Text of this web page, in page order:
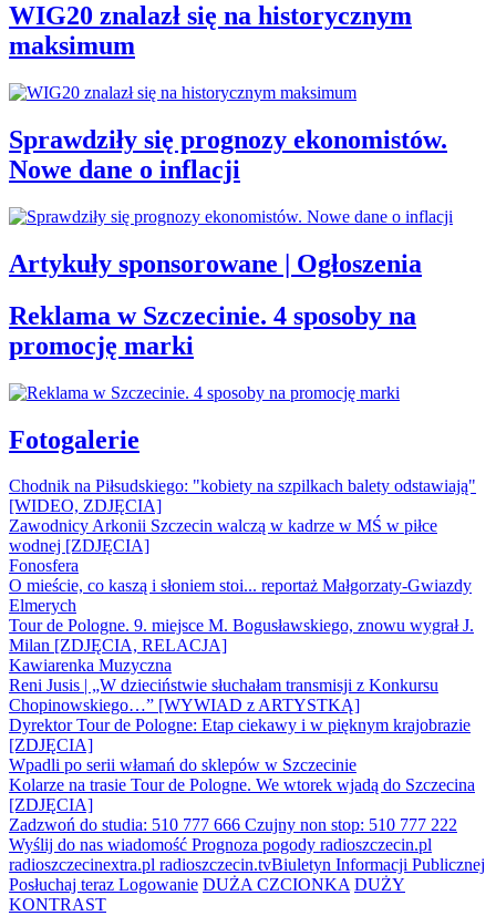
WIG20 znalazł się na historycznym
maksimum
Sprawdziły się prognozy ekonomistów.
Nowe dane o inflacji
Artykuły sponsorowane | Ogłoszenia
Reklama w Szczecinie. 4 sposoby na
promocję marki
Fotogalerie
Chodnik na Piłsudskiego: "kobiety na szpilkach balety odstawiają"
[WIDEO, ZDJĘCIA]
Zawodnicy Arkonii Szczecin walczą w kadrze w MŚ w piłce
wodnej [ZDJĘCIA]
Fonosfera
O mieście, co kaszą i słoniem stoi... reportaż Małgorzaty-Gwiazdy
Elmerych
Tour de Pologne. 9. miejsce M. Bogusławskiego, znowu wygrał J.
Milan [ZDJĘCIA, RELACJA]
Kawiarenka Muzyczna
Reni Jusis | „W dzieciństwie słuchałam transmisji z Konkursu
Chopinowskiego…” [WYWIAD z ARTYSTKĄ]
Dyrektor Tour de Pologne: Etap ciekawy i w pięknym krajobrazie
[ZDJĘCIA]
Wpadli po serii włamań do sklepów w Szczecinie
Kolarze na trasie Tour de Pologne. We wtorek wjadą do Szczecina
[ZDJĘCIA]
Zadzwoń do studia: 510 777 666 Czujny non stop: 510 777 222
Wyślij do nas wiadomość Prognoza pogody radioszczecin.pl
radioszczecinextra.pl radioszczecin.tvBiuletyn Informacji Publicznej
Posłuchaj teraz Logowanie DUŻA CZCIONKA DUŻY
KONTRAST